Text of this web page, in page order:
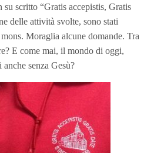
su scritto “Gratis accepistis, Gratis
delle attività svolte, sono stati
Moraglia alcune domande. Tra
E come mai, il mondo di oggi,
senza Gesù?